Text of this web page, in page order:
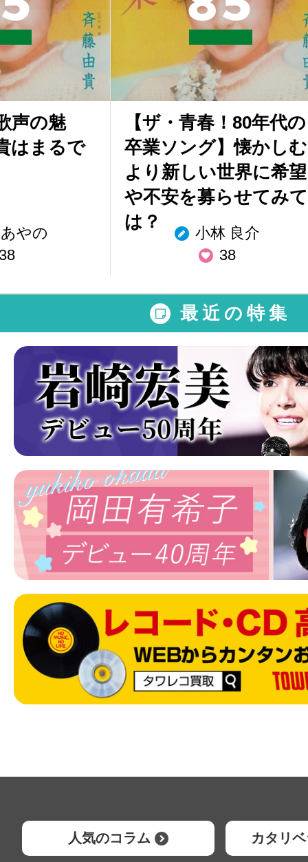
声の魅
はまるで
やの
【ザ・青春！80年代の
卒業ソング】懐かしむ
より新しい世界に希望
や不安を募らせてみて
は？
小林 良介
38
最近の特集
人気のコラム カタリ